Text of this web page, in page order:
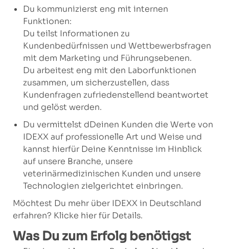
Du kommunizierst eng mit internen
Funktionen:
Du teilst Informationen zu
Kundenbedürfnissen und Wettbewerbsfragen
mit dem Marketing und Führungsebenen.
Du arbeitest eng mit den Laborfunktionen
zusammen, um sicherzustellen, dass
Kundenfragen zufriedenstellend beantwortet
und gelöst werden.
Du vermittelst dDeinen Kunden die Werte von
IDEXX auf professionelle Art und Weise und
kannst hierfür Deine Kenntnisse im Hinblick
auf unsere Branche, unsere
veterinärmedizinischen Kunden und unsere
Technologien zielgerichtet einbringen.
Möchtest Du mehr über IDEXX in Deutschland
erfahren? Klicke hier für Details.
Was Du zum Erfolg benötigst